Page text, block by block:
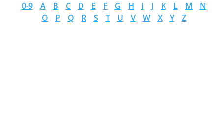
0-9 A B C D E F G H I J K L M
N
O
P Q R S T U V W X Y Z